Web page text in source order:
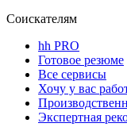
Соискателям
hh PRO
Готовое резюме
Все сервисы
Хочу у вас
Экспертная